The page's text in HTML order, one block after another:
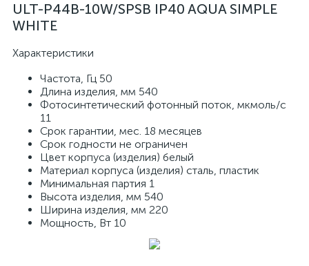
ULT-P44B-10W/SPSB IP40 AQUA SIMPLE
WHITE
Характеристики
Частота, Гц 50
Длина изделия, мм 540
Фотосинтетический фотонный поток, мкмоль/c
11
Срок гарантии, мес. 18 месяцев
Срок годности не ограничен
Цвет корпуса (изделия) белый
Материал корпуса (изделия) сталь, пластик
Минимальная партия 1
Высота изделия, мм 540
Ширина изделия, мм 220
Мощность, Вт 10